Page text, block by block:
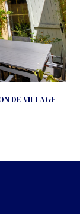
DE VILLAGE